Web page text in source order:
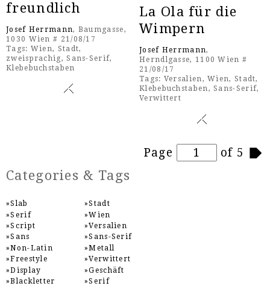
freundlich
Josef Herrmann, Baumgasse,
1030 Wien # 21/08/17
Tags: Wien, Stadt,
zweisprachig,Sans-Serif,
Klebebuchstaben
La Ola für die
Wimpern
Josef Herrmann,
Herndlgasse, 1100 Wien #
21/08/17
Tags: Versalien,Wien, Stadt,
Klebebuchstaben,Sans-Serif,
Verwittert
Page of 5
Categories & Tags
Slab
Serif
Script
Sans
Non-Latin
Freestyle
Display
Blackletter
Stadt
Wien
Versalien
Sans-Serif
Metall
Verwittert
Geschäft
Serif